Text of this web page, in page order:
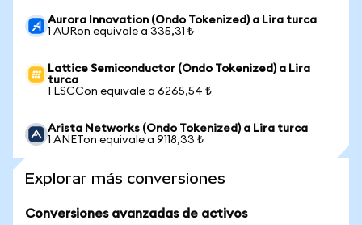
Aurora Innovation (Ondo Tokenized) a Lira turca
1 AURon equivale a 335,31 ₺
Lattice Semiconductor (Ondo Tokenized) a Lira
turca
1 LSCCon equivale a 6265,54 ₺
Arista Networks (Ondo Tokenized) a Lira turca
1 ANETon equivale a 9118,33 ₺
Explorar más conversiones
Conversiones avanzadas de activos